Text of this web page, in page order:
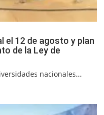
el 12 de agosto y plan
de la Ley de
nacionales...